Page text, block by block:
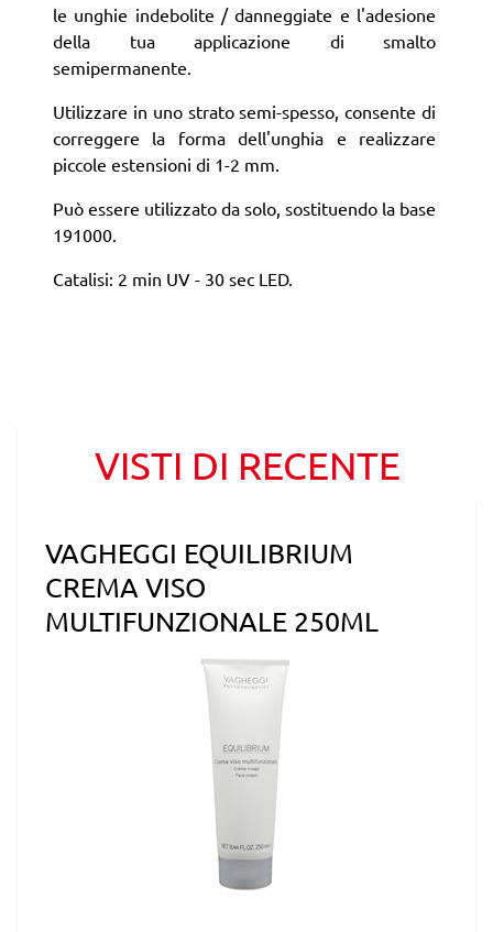
le unghie indebolite / danneggiate e l'adesione
della tua applicazione di smalto
semipermanente.
Utilizzare in uno strato semi-spesso, consente di
correggere la forma dell'unghia e realizzare
piccole estensioni di 1-2 mm.
Può essere utilizzato da solo, sostituendo la base
191000.
Catalisi: 2 min UV - 30 sec LED.
VISTI DI RECENTE
VAGHEGGI EQUILIBRIUM
CREMA VISO
MULTIFUNZIONALE 250ML